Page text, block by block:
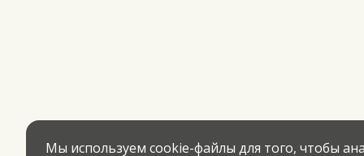
Мы используем cookie-файлы для того, чтобы